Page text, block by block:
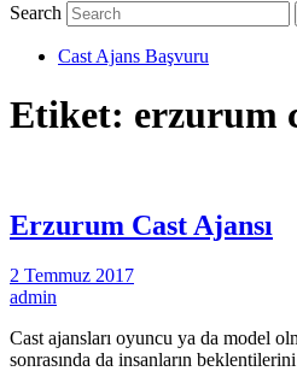
Search
Cast Ajans Başvuru
Etiket: erzurum
Erzurum Cast Ajansı
2 Temmuz 2017
admin
Cast ajansları oyuncu ya da model
sonrasında da insanların